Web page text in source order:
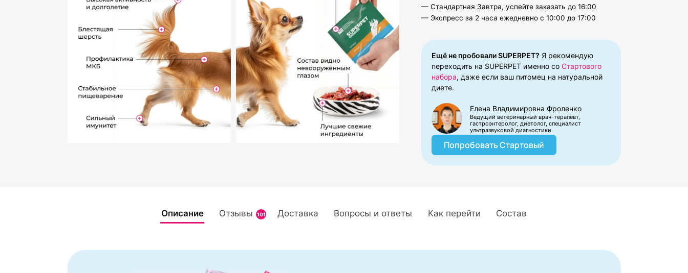
— Стандартная Завтра, успейте заказать до 16:00
— Экспресс за 2 часа ежедневно с 10:00 до 17:00
Ещё не пробовали SUPERPET?​ Я рекомендую
переходить на SUPERPET именно соСтартового
набора, даже если ваш питомец на натуральной
диете.
Елена Владимировна​ Фроленко
Ведущий ветеринарный врач-терапевт,
гастроэнтеролог, диетолог, специалист
ультразвуковой диагностики.
Попробовать Стартовый
Описание Отзывы
101
Доставка Вопросы и ответы Как перейти Состав